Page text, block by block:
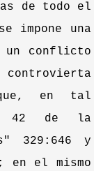
de todo el
impone una
un conflicto
en tal
42 de la
329:646 y
el mismo